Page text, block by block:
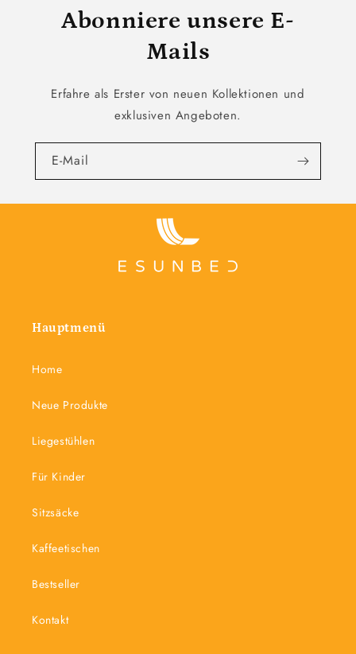
Abonniere unsere E-
Mails
Erfahre als Erster von neuen Kollektionen und
exklusiven Angeboten.
E-Mail
Hauptmenü
Home
Neue Produkte
Liegestühlen
Für Kinder
Sitzsäcke
Kaffeetischen
Bestseller
Kontakt